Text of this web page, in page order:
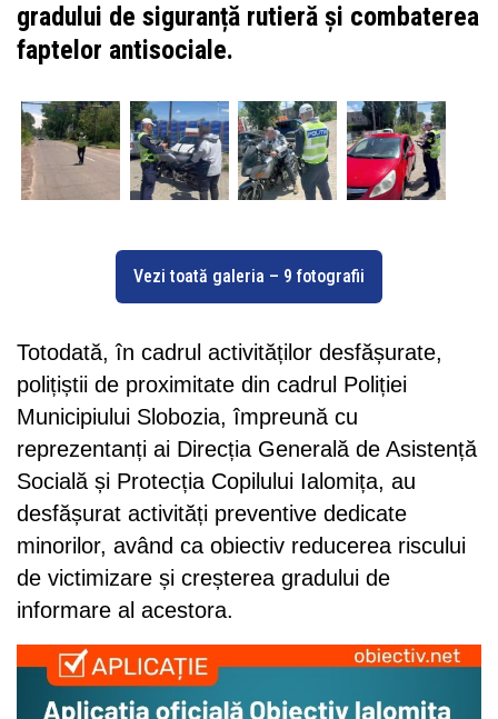
gradului de siguranță rutieră și combaterea
faptelor antisociale.
Vezi toată galeria – 9 fotografii
Totodată, în cadrul activităților desfășurate,
polițiștii de proximitate din cadrul Poliției
Municipiului Slobozia, împreună cu
reprezentanți ai Direcția Generală de Asistență
Socială și Protecția Copilului Ialomița, au
desfășurat activități preventive dedicate
minorilor, având ca obiectiv reducerea riscului
de victimizare și creșterea gradului de
informare al acestora.